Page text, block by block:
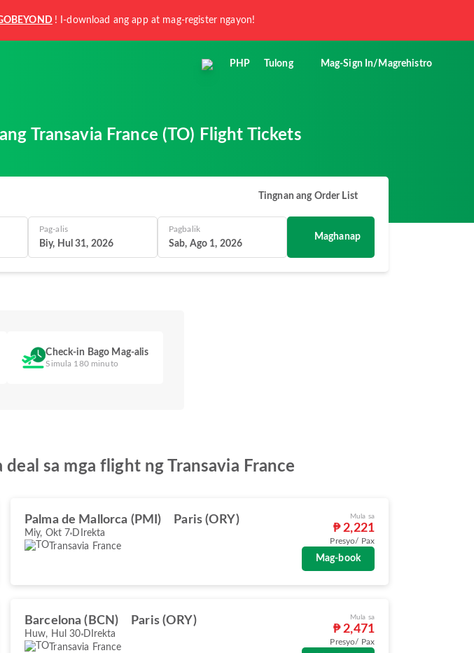
! I-download ang app at mag-register ngayon!
PHP Tulong Mag-Sign In/Magrehistro
Transavia France (TO) Flight Tickets
Tingnan ang Order List
Pag-alis
Biy, Hul 31, 2026
Pagbalik
Sab, Ago 1, 2026
Maghanap
Check-in Bago Mag-alis
Simula 180 minuto
sa mga flight ng Transavia France
Palma de Mallorca (PMI) Paris (ORY)
Miy, Okt 7 DIrekta
Transavia France
Mula sa
₱ 2,221
Presyo/ Pax
Mag-book
Barcelona (BCN) Paris (ORY)
Huw, Hul 30 DIrekta
Transavia France
Mula sa
₱ 2,471
Presyo/ Pax